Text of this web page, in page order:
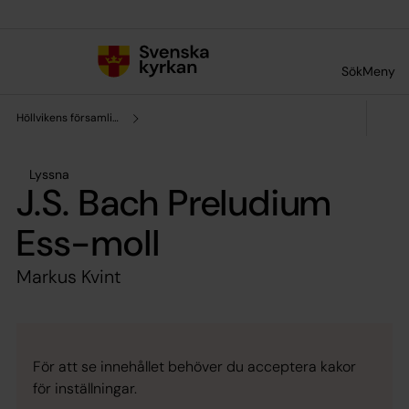
SökMeny
Höllvikens församling
Lyssna
J.S. Bach Preludium
Ess-moll
Markus Kvint
För att se innehållet behöver du acceptera kakor
för inställningar.